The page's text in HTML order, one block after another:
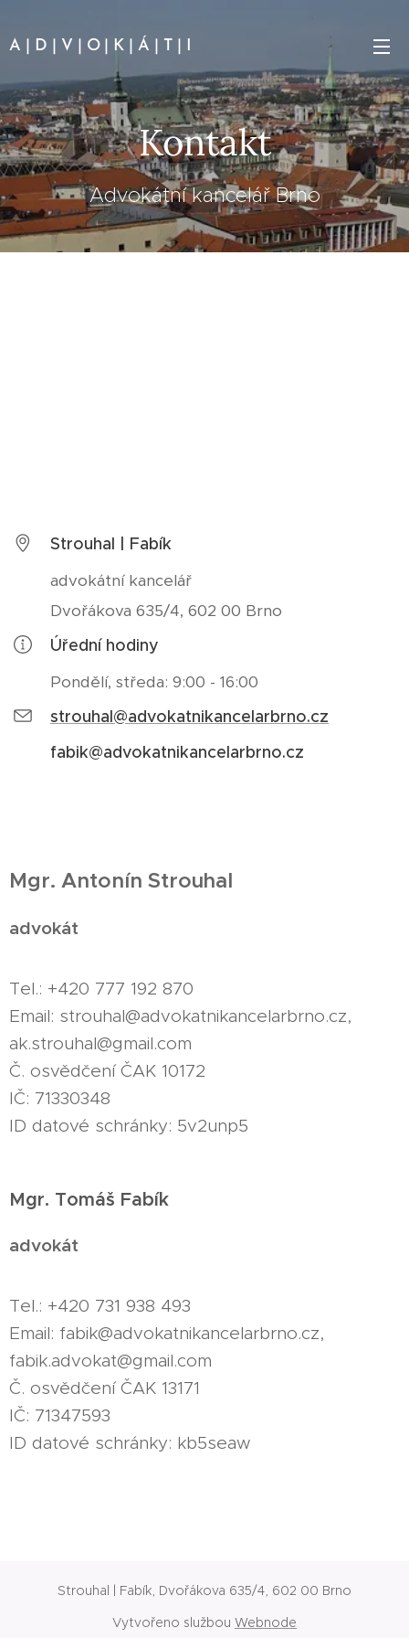
A | D | V | O | K | Á | T | I
Kontakt
Advokátní kancelář Brno
Strouhal | Fabík
advokátní kancelář
Dvořákova 635/4, 602 00 Brno
Úřední hodiny
Pondělí, středa: 9:00 - 16:00
strouhal@advokatnikancelarbrno.cz
fabik@advokatnikancelarbrno.cz
Mgr. Antonín Strouhal
advokát
Tel.: +420 777 192 870
Email: strouhal@advokatnikancelarbrno.cz,
ak.strouhal@gmail.com
Č. osvědčení ČAK 10172
IČ: 71330348
ID datové schránky: 5v2unp5
Mgr. Tomáš Fabík
advokát
Tel.: +420 731 938 493
Email: fabik@advokatnikancelarbrno.cz,
fabik.advokat@gmail.com
Č. osvědčení ČAK 13171
IČ: 71347593
ID datové schránky: kb5seaw
Strouhal | Fabík, Dvořákova 635/4, 602 00 Brno
Vytvořeno službou Webnode